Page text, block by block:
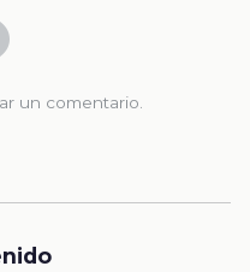
un comentario.